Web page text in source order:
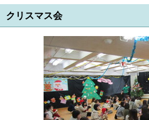
クリスマス会